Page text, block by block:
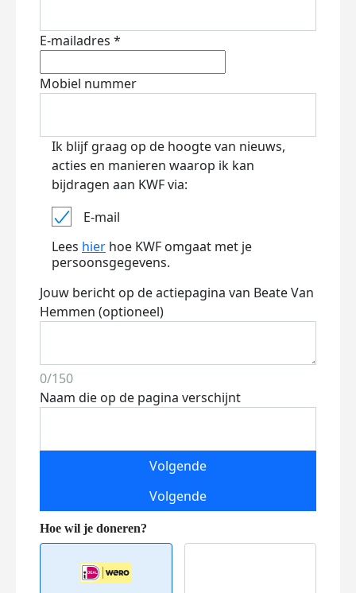
E-mailadres *
Mobiel nummer
Ik blijf graag op de hoogte van nieuws,
acties en manieren waarop ik kan
bijdragen aan KWF via:
E-mail
Lees hier hoe KWF omgaat met je
persoonsgegevens.
Jouw bericht op de actiepagina van Beate Van
Hemmen (optioneel)
0/150
Naam die op de pagina verschijnt
Volgende
Volgende